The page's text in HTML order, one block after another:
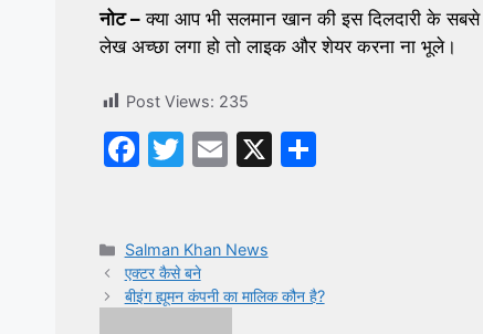
नोट –क्या आप भी सलमान खान की इस दिलदारी के
लेख अच्छा लगा हो तो लाइक और शेयर करना ना भूले।
Post Views: 235
F
e
b
T
er
E
l
X S
Categories
Salman Khan News
एक्टर कैसे बने
बीइंग ह्यूमन कंपनी का मालिक कौन है?